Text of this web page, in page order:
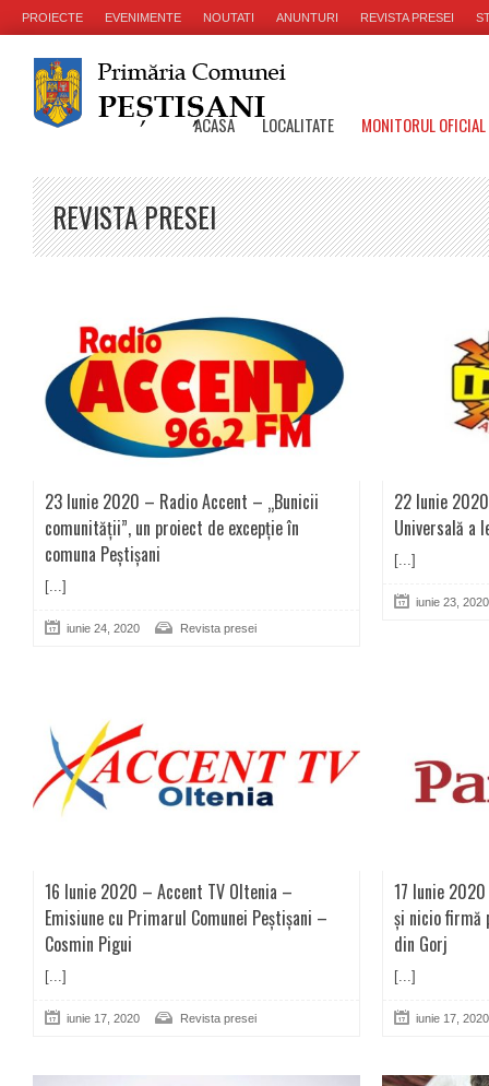
PROIECTE EVENIMENTE NOUTATI ANUNTURI REVISTA PRESEI
ACASA LOCALITATE MONITORUL
REVISTA PRESEI
23 Iunie 2020 – Radio Accent – „Bunicii
comunității”, un proiect de excepție în
comuna Peștișani
[...]
iunie 24, 2020 Revista presei
22 Iunie
Universală a
[...]
iunie 23, 2020
16 Iunie 2020 – Accent TV Oltenia –
Emisiune cu Primarul Comunei Peștișani –
Cosmin Pigui
[...]
iunie 17, 2020 Revista presei
17 Iunie
și nicio firmă
din Gorj
[...]
iunie 17, 2020